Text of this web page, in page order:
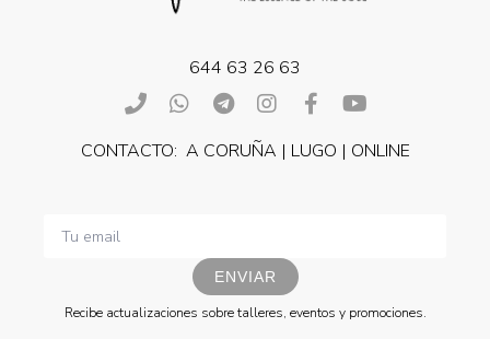
644 63 26 63
CONTACTO: A CORUÑA | LUGO | ONLINE
ENVIAR
Recibe actualizaciones sobre talleres, eventos y promociones.